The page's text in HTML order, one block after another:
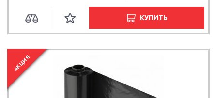
КУПИТЬ
АКЦИЯ